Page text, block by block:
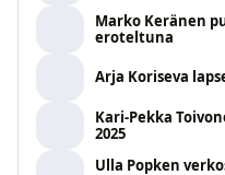
Marko Keränen
eroteltuna
Arja Koriseva
Kari-Pekka
2025
Ulla Popken